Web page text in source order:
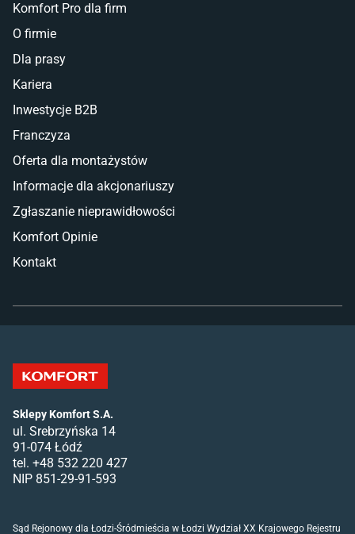
Komfort Pro dla firm
O firmie
Dla prasy
Kariera
Inwestycje B2B
Franczyza
Oferta dla montażystów
Informacje dla akcjonariuszy
Zgłaszanie nieprawidłowości
Komfort Opinie
Kontakt
Sklepy Komfort S.A.
ul. Srebrzyńska 14
91-074 Łódź
tel. +48 532 220 427
NIP 851-29-91-593
Sąd Rejonowy dla Łodzi-Śródmieścia w Łodzi Wydział XX Krajowego Rejestru